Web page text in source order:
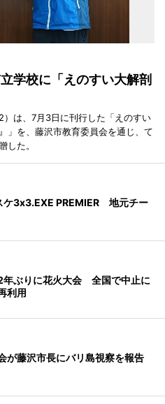
学校に「えのすい大解剖
は、7月3日に刊行した「えのすい
」を、藤沢市教育委員会を通じ、て
した。
ケ3x3.EXE PREMIER 地元チー
年ぶりに花火大会 全国で中止に
利用
が藤沢市長にバリ島視察を報告